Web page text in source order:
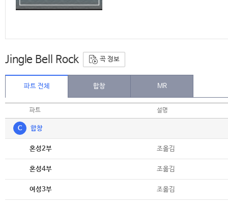
Jingle Bell Rock 곡 정보
파트 전체 합창 MR
파트 설명
C 합창
혼성2부 조옮김
혼성4부 조옮김
여성3부 조옮김